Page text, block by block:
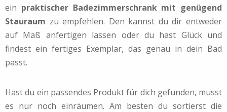
ein praktischer Badezimmerschrank mit genügend
Stauraum zu empfehlen. Den kannst du dir entweder
auf Maß anfertigen lassen oder du hast Glück und
findest ein fertiges Exemplar, das genau in dein Bad
passt.
Hast du ein passendes Produkt für dich gefunden, musst
es nur noch einräumen. Am besten du sortierst die